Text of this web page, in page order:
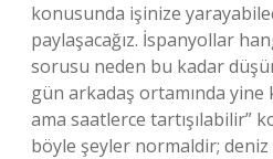
konusunda işinize
paylaşacağız. İspanyollar
sorusu neden bu kadar
gün arkadaş ortamında yine
ama saatlerce tartışılabilir”
böyle şeyler normaldir;